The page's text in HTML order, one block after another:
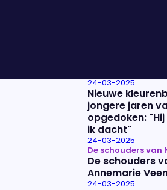
24-03-2025
Nieuwe
jongere jaren
opgedoken:
ik dacht"
24-03-2025
De schouders van
De schouders
Annemarie
24-03-2025